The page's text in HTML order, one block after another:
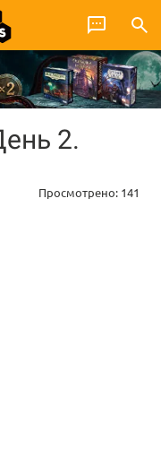
2.
Просмотрено: 141